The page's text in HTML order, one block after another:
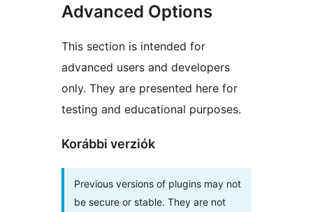
Advanced Options
This section is intended for
advanced users and developers
only. They are presented here for
testing and educational purposes.
Korábbi verziók
Previous versions of plugins may not
be secure or stable. They are not